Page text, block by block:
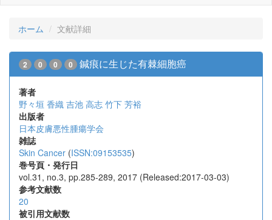
ホーム 文献詳細
2 0 0 0 鍼痕に生じた有棘細胞癌
著者
野々垣 香織 吉池 高志 竹下 芳裕
出版者
日本皮膚悪性腫瘍学会
雑誌
Skin Cancer (ISSN:09153535)
巻号頁・発行日
vol.31, no.3, pp.285-289, 2017 (Released:2017-03-03)
参考文献数
20
被引用文献数